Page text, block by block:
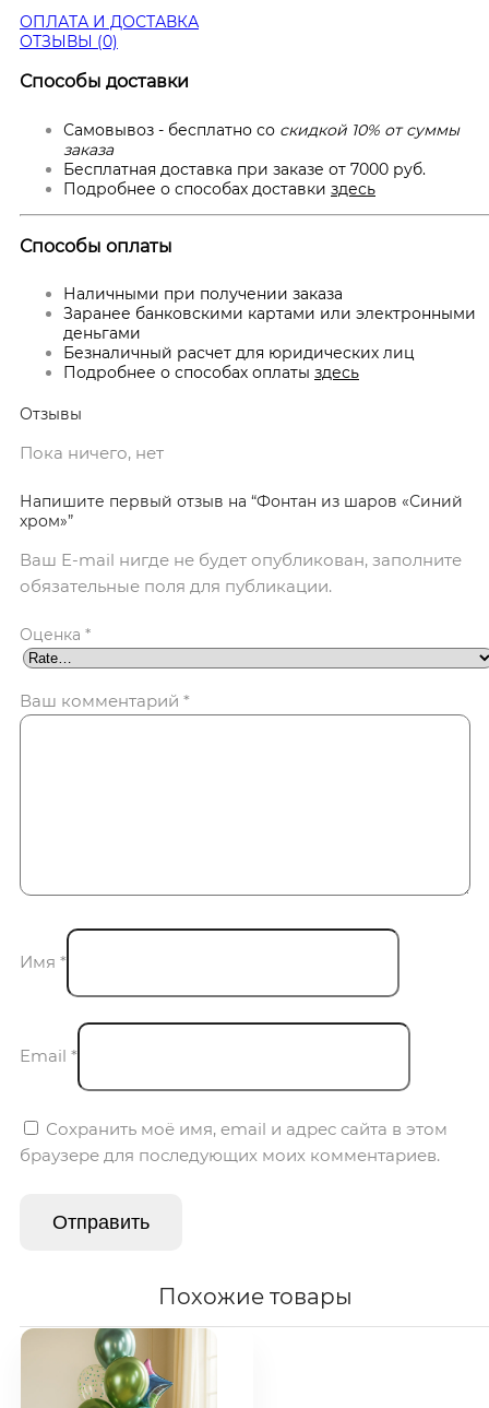
ОПЛАТА И ДОСТАВКА
ОТЗЫВЫ (0)
Способы доставки
Самовывоз - бесплатно со скидкой 10% от суммы
заказа
Бесплатная доставка при заказе от 7000 руб.
Подробнее о способах доставки здесь
Способы оплаты
Наличными при получении заказа
Заранее банковскими картами или электронными
деньгами
Безналичный расчет для юридических лиц
Подробнее о способах оплаты здесь
Отзывы
Пока ничего, нет
Напишите первый отзыв на “Фонтан из шаров «Синий
хром»”
Ваш E-mail нигде не будет опубликован, заполните
обязательные поля для публикации.
Оценка *
Ваш комментарий *
Имя *
Email *
Сохранить моё имя, email и адрес сайта в этом
браузере для последующих моих комментариев.
Похожие товары